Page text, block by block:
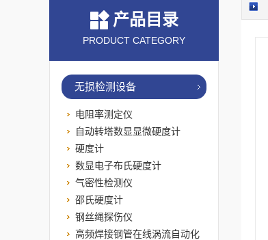
产品目录
PRODUCT CATEGORY
无损检测设备
电阻率测定仪
自动转塔数显显微硬度计
硬度计
数显电子布氏硬度计
气密性检测仪
邵氏硬度计
钢丝绳探伤仪
高频焊接钢管在线涡流自动化